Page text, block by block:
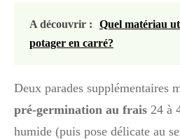
A découvrir :
Quel matériau
potager en carré?
Deux parades supplémentaires
pré-germination au frais 24 à
humide (puis pose délicate au